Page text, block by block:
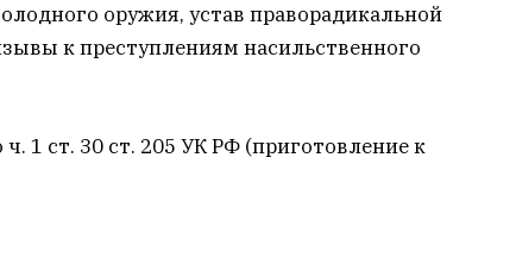
оружия, устав праворадикальной
к преступлениям насильственного
1 ст. 30 ст. 205 УК РФ (приготовление к